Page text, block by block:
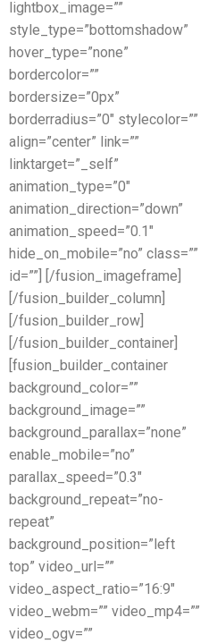
lightbox_image=””
style_type=”bottomshadow”
hover_type=”none”
bordercolor=””
bordersize=”0px”
borderradius=”0″ stylecolor=””
align=”center” link=””
linktarget=”_self”
animation_type=”0″
animation_direction=”down”
animation_speed=”0.1″
hide_on_mobile=”no” class=””
id=””]
[/fusion_imageframe]
[/fusion_builder_column]
[/fusion_builder_row]
[/fusion_builder_container]
[fusion_builder_container
background_color=””
background_image=””
background_parallax=”none”
enable_mobile=”no”
parallax_speed=”0.3″
background_repeat=”no-
repeat”
background_position=”left
top” video_url=””
video_aspect_ratio=”16:9″
video_webm=”” video_mp4=””
video_ogv=””